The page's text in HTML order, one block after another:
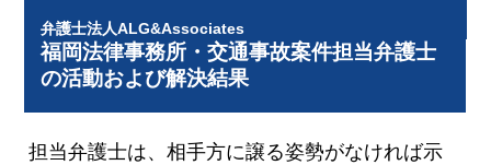
弁護士法人ALG&Associates
福岡法律事務所・交通事故案件担当弁護士
の活動および解決結果
担当弁護士は、相手方に譲る姿勢がなければ示